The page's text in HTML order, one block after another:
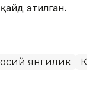
этилган.
янгилик ҚР